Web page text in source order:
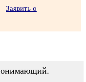
Заявить о